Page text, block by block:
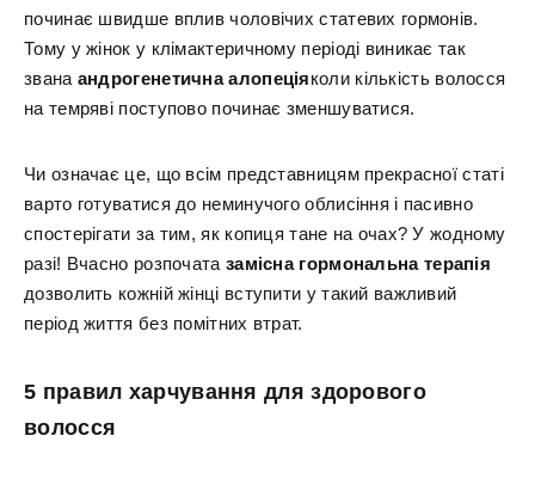
починає швидше вплив чоловічих статевих гормонів.
Тому у жінок у клімактеричному періоді виникає так
звана андрогенетична алопеціяколи кількість волосся
на темряві поступово починає зменшуватися.
Чи означає це, що всім представницям прекрасної статі
варто готуватися до неминучого облисіння і пасивно
спостерігати за тим, як копиця тане на очах? У жодному
разі! Вчасно розпочата замісна гормональна терапія
дозволить кожній жінці вступити у такий важливий
період життя без помітних втрат.
5 правил харчування для здорового
волосся